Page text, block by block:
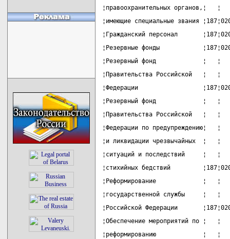
¦правоохранительных
¦имеющие специальные звания
¦Гражданский персонал
¦Резервные фонды
¦Резервный фонд             ¦
¦Правительства Российской
¦Федерации
¦Резервный фонд             ¦
¦Правительства Российской
¦Федерации по
¦и ликвидации
¦ситуаций и последствий
¦стихийных бедствий
¦Реформирование             ¦
¦государственной службы
¦Российской Федерации
¦Обеспечение мероприятий
¦реформированию             ¦